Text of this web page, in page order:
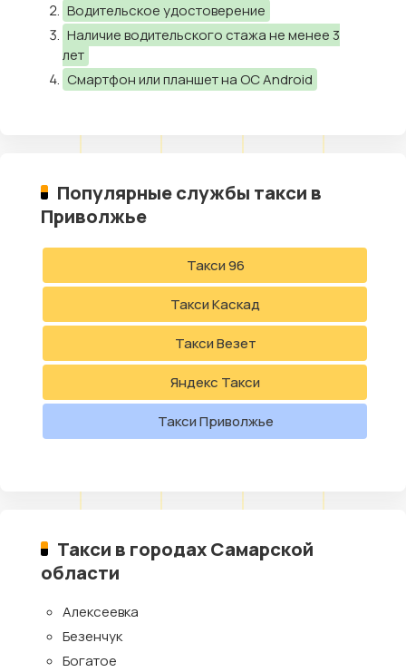
Водительское удостоверение
Наличие водительского стажа не менее 3
лет
Смартфон или планшет на ОС Android
Популярные службы такси в
Приволжье
Такси 96
Такси Каскад
Такси Везет
Яндекс Такси
Такси Приволжье
Такси в городах Самарской
области
Алексеевка
Безенчук
Богатое